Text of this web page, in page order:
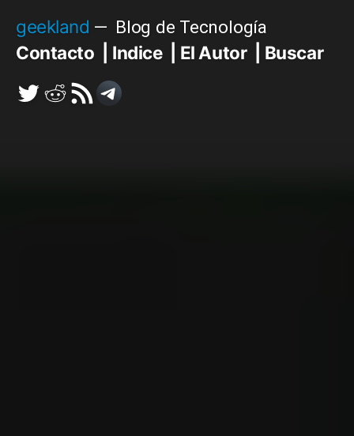
geekland Blog de Tecnología
Contacto Indice El Autor Buscar
TwitterReddit
RSSTelegram